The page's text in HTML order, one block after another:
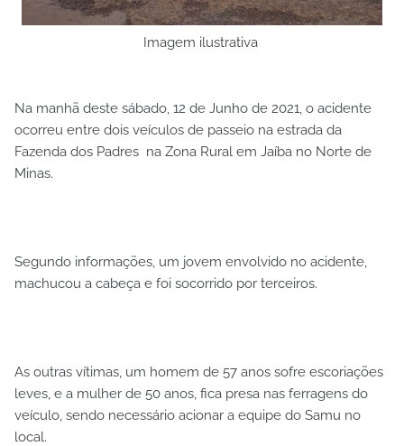
Imagem ilustrativa
Na manhã deste sábado, 12 de Junho de 2021, o acidente
ocorreu entre dois veículos de passeio na estrada da
Fazenda dos Padres na Zona Rural em Jaíba no Norte de
Minas.
Segundo informações, um jovem envolvido no acidente,
machucou a cabeça e foi socorrido por terceiros.
As outras vítimas, um homem de 57 anos sofre escoriações
leves, e a mulher de 50 anos, fica presa nas ferragens do
veículo, sendo necessário acionar a equipe do Samu no
local.